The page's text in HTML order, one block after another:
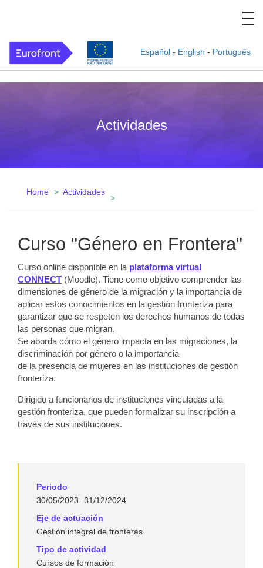
Español - English - Português
Actividades
Home Actividades
Curso "Género en Frontera"
Curso online disponible en la plataforma virtual
CONNECT (Moodle). Tiene como objetivo comprender las
dimensiones de género de la migración y la importancia de
aplicar estos conocimientos en la gestión fronteriza para
garantizar que se respeten los derechos humanos de todas
las personas que migran.
Se aborda cómo el género impacta en las migraciones, la
discriminación por género o la importancia
de la presencia de mujeres en las instituciones de gestión
fronteriza.
Dirigido a funcionarios de instituciones vinculadas a la
gestión fronteriza, que pueden formalizar su inscripción a
través de sus instituciones.
Periodo
30/05/2023- 31/12/2024
Eje de actuación
Gestión integral de fronteras
Tipo de actividad
Cursos de formación